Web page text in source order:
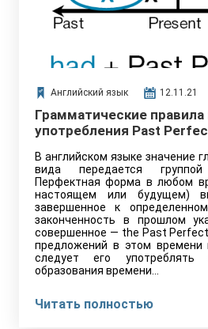
Английский язык 12.11.21
Грамматические
употребления Past
В английском языке значение
вида передается
Перфектная форма в любом
настоящем или будущем)
завершенное к
законченность в прошлом
совершенное — the Past
предложений в этом времени
следует его
образования времени…
Читать полностью